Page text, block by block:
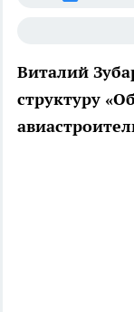
Виталий
структуру